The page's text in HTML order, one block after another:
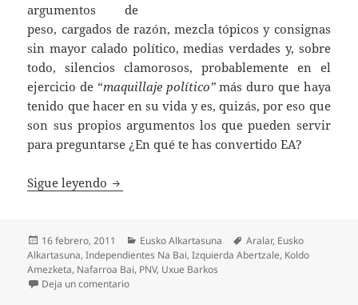
argumentos de
peso, cargados de razón, mezcla tópicos y consignas
sin mayor calado político, medias verdades y, sobre
todo, silencios clamorosos, probablemente en el
ejercicio de “maquillaje político”más duro que haya
tenido que hacer en su vida y es, quizás, por eso que
son sus propios argumentos los que pueden servir
para preguntarse ¿En qué te has convertido EA?
Sigue leyendo Lo que olvida Koldo Amezketa
Publicado
el
16 febrero, 2011 Categorías
Eusko Alkartasuna Etiquetas
Aralar, Eusko
Alkartasuna,Independientes Na Bai,Izquierda Abertzale, Koldo
Amezketa, Nafarroa Bai, PNV, Uxue Barkos
Deja un comentarioen Lo que olvida Koldo Amezketa